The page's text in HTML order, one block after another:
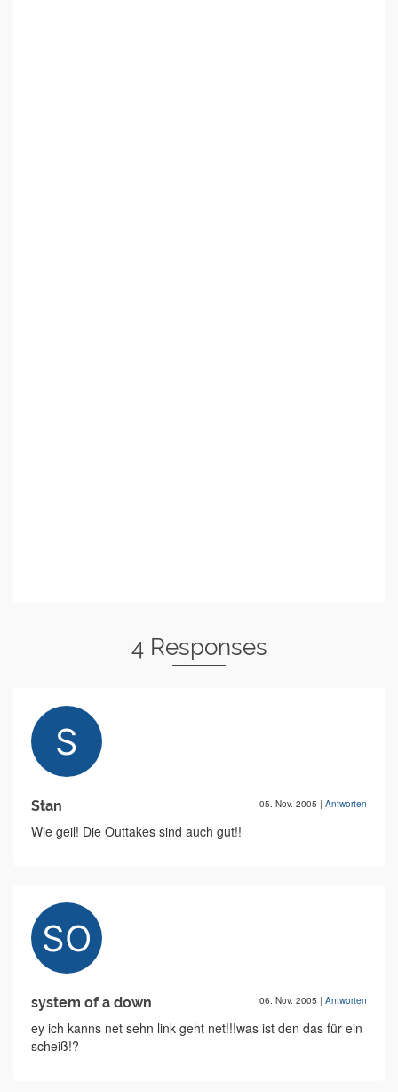
4 Responses
Stan 05. Nov. 2005 | Antworten
Wie geil! Die Outtakes sind auch gut!!
system of a down 06. Nov. 2005 | Antworten
ey ich kanns net sehn link geht net!!!was ist den das für ein
scheiß!?